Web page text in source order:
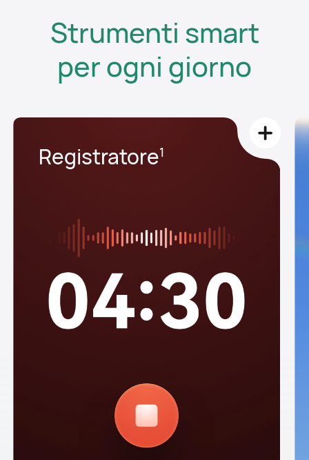
Strumenti smart
per ogni giorno
Registratore1